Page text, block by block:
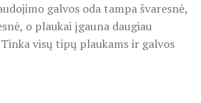
galvos oda tampa švaresnė,
o plaukai įgauna daugiau
visų tipų plaukams ir galvos